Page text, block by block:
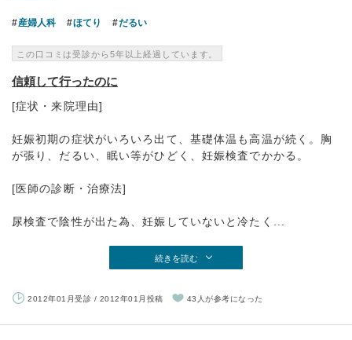
産婦人科 ほてり だるい
この口コミは受診から5年以上経過しています。
信頼して行ったのに
[症状・来院理由]
妊娠初期の症状がいろいろ出て、基礎体温も高温が続く。胸
が張り、だるい、眠い等がひどく、妊娠検査でかかる。
[医師の診断・治療法]
尿検査で陰性が出た為、妊娠していないと冷たく...
続きを読む
2012年01月受診 / 2012年01月投稿 43人が参考になった